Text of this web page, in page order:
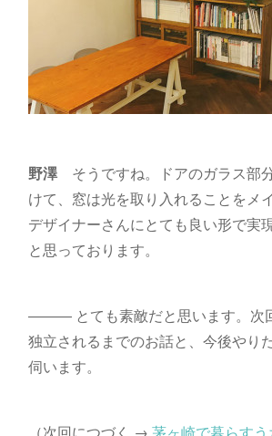
野澤そうですね。ドアのガラス部
けて、窓は光を取り入れることをメ
デザイナーさんにとても良い形で実
と思っております。
――― とても素敵だと思います。次
独立されるまでのお話と、今後やり
伺います。
（次回につづく → 茅ヶ崎で暮らす